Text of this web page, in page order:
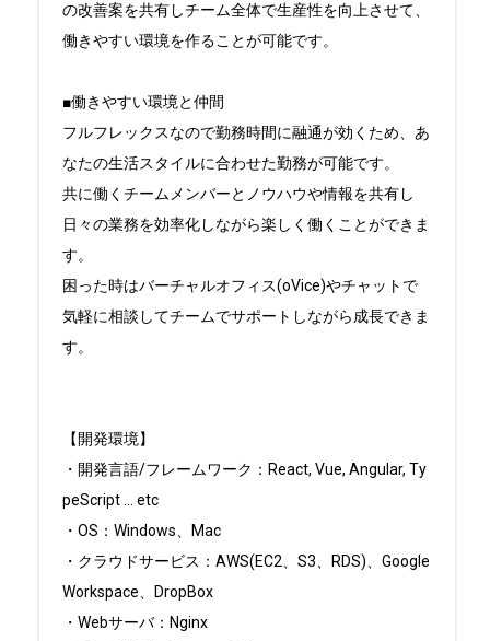
の改善案を共有しチーム全体で生産性を向上させて、
働きやすい環境を作ることが可能です。
■働きやすい環境と仲間
フルフレックスなので勤務時間に融通が効くため、あ
なたの生活スタイルに合わせた勤務が可能です。
共に働くチームメンバーとノウハウや情報を共有し
日々の業務を効率化しながら楽しく働くことができま
す。
困った時はバーチャルオフィス(oVice)やチャットで
気軽に相談してチームでサポートしながら成長できま
す。
【開発環境】
・開発言語/フレームワーク：React, Vue, Angular, Ty
peScript … etc
・OS：Windows、Mac
・クラウドサービス：AWS(EC2、S3、RDS)、Google
Workspace、DropBox
・Webサーバ：Nginx